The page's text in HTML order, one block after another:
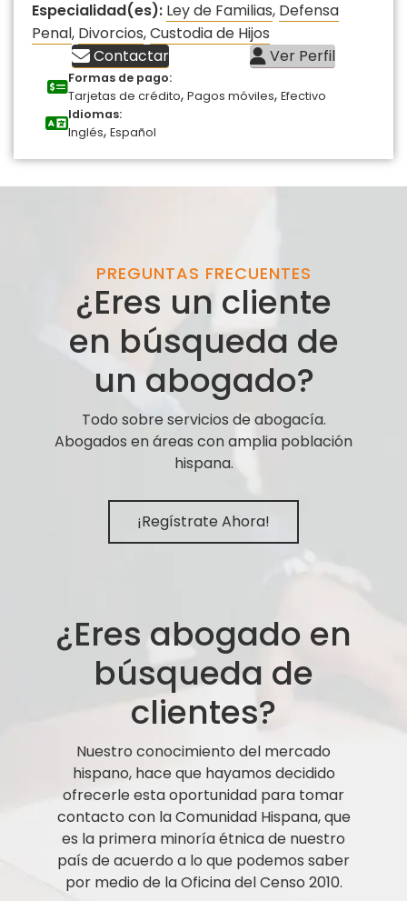
Especialidad(es): Ley de Familias, Defensa
Penal, Divorcios,Custodia de Hijos
Contactar
Ver Perfil
Formas de pago:
Tarjetas de crédito, Pagos móviles, Efectivo
Idiomas:
Inglés, Español
PREGUNTAS FRECUENTES
¿Eres un cliente
en búsqueda de
un abogado?
Todo sobre servicios de abogacía.
Abogados en áreas con amplia población
hispana.
¡Regístrate Ahora!
¿Eres abogado en
búsqueda de
clientes?
Nuestro conocimiento del mercado
hispano, hace que hayamos decidido
ofrecerle esta oportunidad para tomar
contacto con la Comunidad Hispana, que
es la primera minoría étnica de nuestro
país de acuerdo a lo que podemos saber
por medio de la Oficina del Censo 2010.